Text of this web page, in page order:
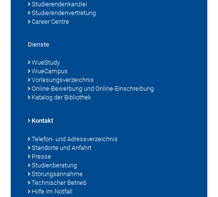
Studierendenkanzlei
Studierendenvertretung
Career Centre
Dienste
WueStudy
WueCampus
Vorlesungsverzeichnis
Online-Bewerbung und Online-Einschreibung
Katalog der Bibliothek
Kontakt
Telefon- und Adressverzeichnis
Standorte und Anfahrt
Presse
Studienberatung
Störungsannahme
Technischer Betrieb
Hilfe im Notfall